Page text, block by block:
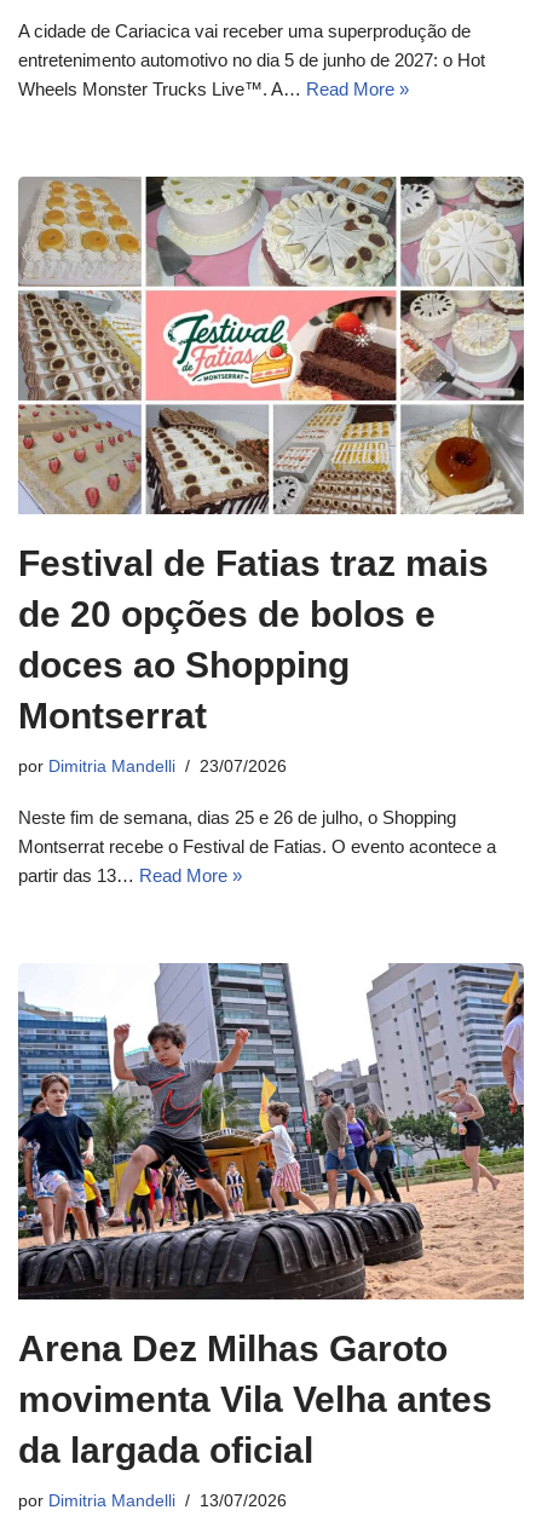
A cidade de Cariacica vai receber uma superprodução de
entretenimento automotivo no dia 5 de junho de 2027: o Hot
Wheels Monster Trucks Live™. A… Read More »
Festival de Fatias traz mais
de 20 opções de bolos e
doces ao Shopping
Montserrat
por Dimitria Mandelli 23/07/2026
Neste fim de semana, dias 25 e 26 de julho, o Shopping
Montserrat recebe o Festival de Fatias. O evento acontece a
partir das 13… Read More »
Arena Dez Milhas Garoto
movimenta Vila Velha antes
da largada oficial
por Dimitria Mandelli 13/07/2026